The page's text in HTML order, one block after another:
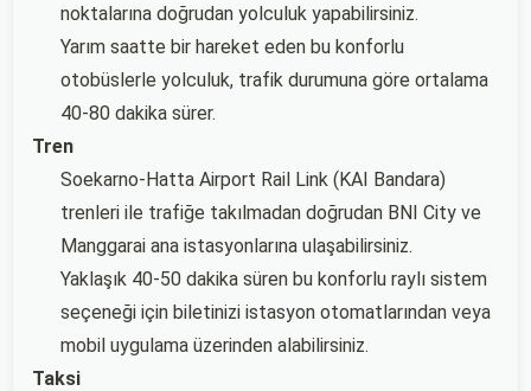
noktalarına doğrudan yolculuk yapabilirsiniz.
Yarım saatte bir hareket eden bu konforlu
otobüslerle yolculuk, trafik durumuna göre ortalama
40-80 dakika sürer.
Tren
Soekarno-Hatta Airport Rail Link (KAI Bandara)
trenleri ile trafiğe takılmadan doğrudan BNI City ve
Manggarai ana istasyonlarına ulaşabilirsiniz.
Yaklaşık 40-50 dakika süren bu konforlu raylı sistem
seçeneği için biletinizi istasyon otomatlarından veya
mobil uygulama üzerinden alabilirsiniz.
Taksi